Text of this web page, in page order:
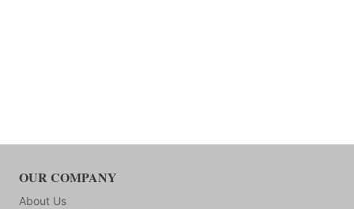
OUR COMPANY
About Us